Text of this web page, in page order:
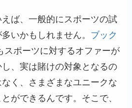
ば、一般的にスポーツの試
いかもしれません。 ブック
スポーツに対するオファーが
、実は賭けの対象となるの
く、さまざまなユニークな
ができるんです。そこで、